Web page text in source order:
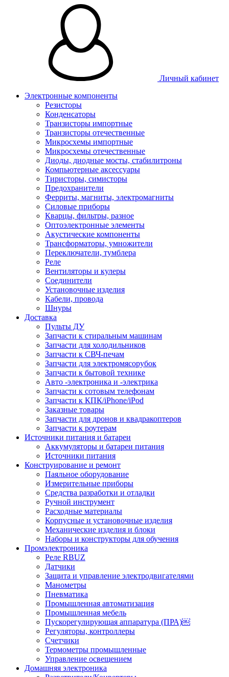
Личный кабинет
Электронные компоненты
Резисторы
Конденсаторы
Транзисторы импортные
Транзисторы отечественные
Микросхемы импортные
Микросхемы отечественные
Диоды, диодные мосты, стабилитроны
Компьютерные аксессуары
Тиристоры, симисторы
Предохранители
Ферриты, магниты, электромагниты
Силовые приборы
Кварцы, фильтры, разное
Оптоэлектронные элементы
Акустические компоненты
Трансформаторы, умножители
Переключатели, тумблера
Реле
Вентиляторы и кулеры
Соединители
Установочные изделия
Кабели, провода
Шнуры
Доставка
Пульты ДУ
Запчасти к стиральным машинам
Запчасти для холодильников
Запчасти к СВЧ-печам
Запчасти для электромясорубок
Запчасти к бытовой технике
Авто -электроника и -электрика
Запчасти к сотовым телефонам
Запчасти к КПК/iPhone/iPod
Заказные товары
Запчасти для дронов и квадракоптеров
Запчасти к роутерам
Источники питания и батареи
Аккумуляторы и батареи питания
Источники питания
Конструирование и ремонт
Паяльное оборудование
Измерительные приборы
Средства разработки и отладки
Ручной инструмент
Расходные материалы
Корпусные и установочные изделия
Механические изделия и блоки
Наборы и конструкторы для обучения
Промэлектроника
Реле RBUZ
Датчики
Защита и управление электродвигателями
Манометры
Пневматика
Промышленная автоматизация
Промышленная мебель
Пускорегулирующая аппаратура (ПРА)￼
Регуляторы, контроллеры
Счетчики
Термометры промышленные
Управление освещением
Домашняя электроника